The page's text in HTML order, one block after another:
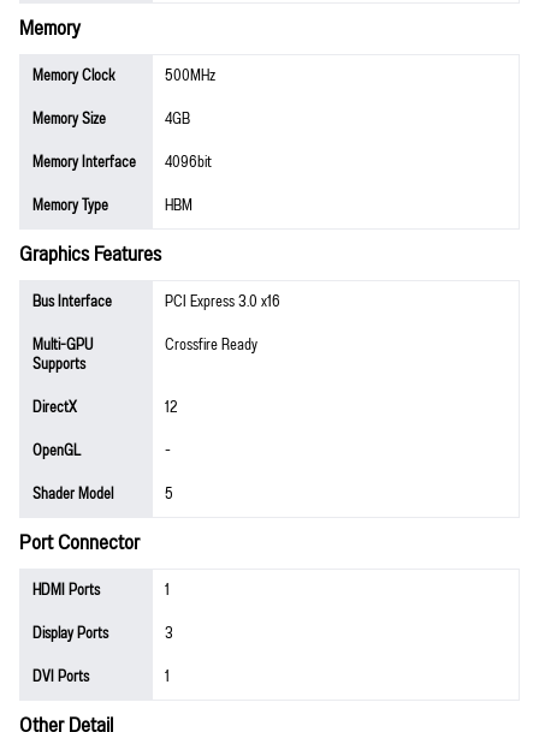
Memory
Memory Clock
500MHz
Memory Size
4GB
Memory Interface
4096bit
Memory Type
HBM
Graphics Features
Bus Interface
PCI Express 3.0 x16
Multi-GPU
Supports
Crossfire Ready
DirectX
12
OpenGL
-
Shader Model
5
Port Connector
HDMI Ports
1
Display Ports
3
DVI Ports
1